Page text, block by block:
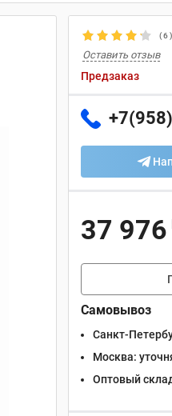
(6)
Оставить отзыв
Предзаказ
37 976
Самовывоз
Санкт-
Москва:
Оптовый